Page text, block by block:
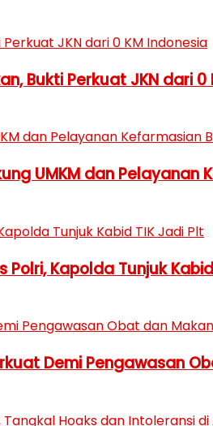
Bukti Perkuat JKN dari 0
UMKM dan
Kapolda Tunjuk
Demi Pengawasan